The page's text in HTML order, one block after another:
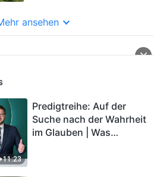
ansehen
11:23
Predigtreihe: Auf der
Suche nach der Wahrheit
im Glauben | Was